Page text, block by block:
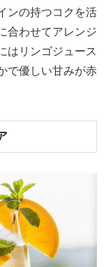
ンの持つコクを活
合わせてアレンジ
はリンゴジュース
で優しい甘みが赤